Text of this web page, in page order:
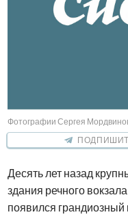
Фотографии Сергея
Десять лет назад
здания речного
появился грандиозный